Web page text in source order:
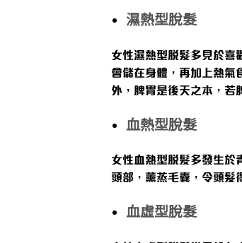
濕熱型脫髮
女性濕熱型脫髮多見於喜
會儲在身體，再加上熱氣
外，脾胃是後天之本，若
血熱型脫髮
女性血熱型脫髮多發生於
頭部，薰蒸毛囊，令頭髮
血虛型脫髮